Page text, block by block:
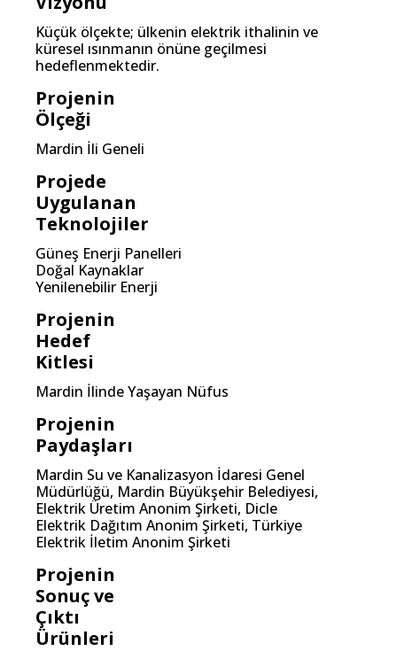
Küçük ölçekte; ülkenin elektrik ithalinin ve
küresel ısınmanın önüne geçilmesi
hedeflenmektedir.
Projenin
Ölçeği
Mardin İli Geneli
Projede
Uygulanan
Teknolojiler
Güneş Enerji Panelleri
Doğal Kaynaklar
Yenilenebilir Enerji
Projenin
Hedef
Kitlesi
Mardin İlinde Yaşayan Nüfus
Projenin
Paydaşları
Mardin Su ve Kanalizasyon İdaresi Genel
Müdürlüğü, Mardin Büyükşehir Belediyesi,
Elektrik Üretim Anonim Şirketi, Dicle
Elektrik Dağıtım Anonim Şirketi, Türkiye
Elektrik İletim Anonim Şirketi
Projenin
Sonuç ve
Çıktı
Ürünleri